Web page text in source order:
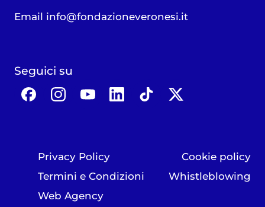
Email info@fondazioneveronesi.it
Seguici su
Privacy Policy
Cookie policy
Termini e Condizioni
Whistleblowing
Web Agency